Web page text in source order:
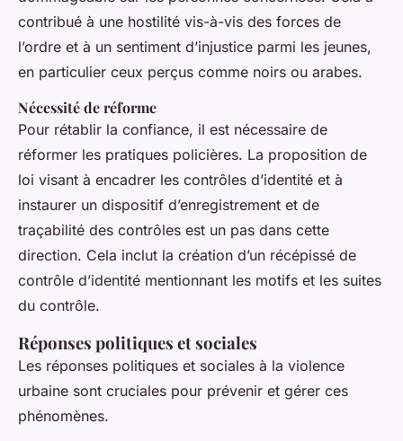
contribué à une hostilité vis-à-vis des forces de
l’ordre et à un sentiment d’injustice parmi les jeunes,
en particulier ceux perçus comme noirs ou arabes.
Nécessité de réforme
Pour rétablir la confiance, il est nécessaire de
réformer les pratiques policières. La proposition de
loi visant à encadrer les contrôles d’identité et à
instaurer un dispositif d’enregistrement et de
traçabilité des contrôles est un pas dans cette
direction. Cela inclut la création d’un récépissé de
contrôle d’identité mentionnant les motifs et les suites
du contrôle.
Réponses politiques et sociales
Les réponses politiques et sociales à la violence
urbaine sont cruciales pour prévenir et gérer ces
phénomènes.